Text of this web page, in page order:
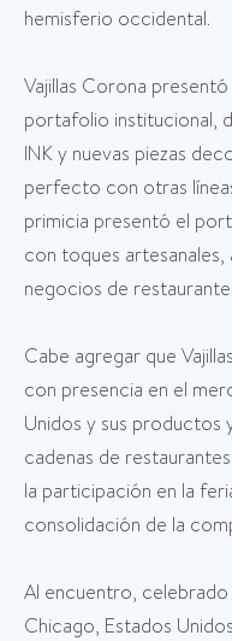
hemisferio occidental.
Vajillas Corona
portafolio institucional,
INK y nuevas piezas
perfecto con otras
primicia presentó el
con toques
negocios de
Cabe agregar que
con presencia en el
Unidos y sus productos
cadenas de
la participación en la
consolidación de la
Al encuentro,
Chicago, Estados